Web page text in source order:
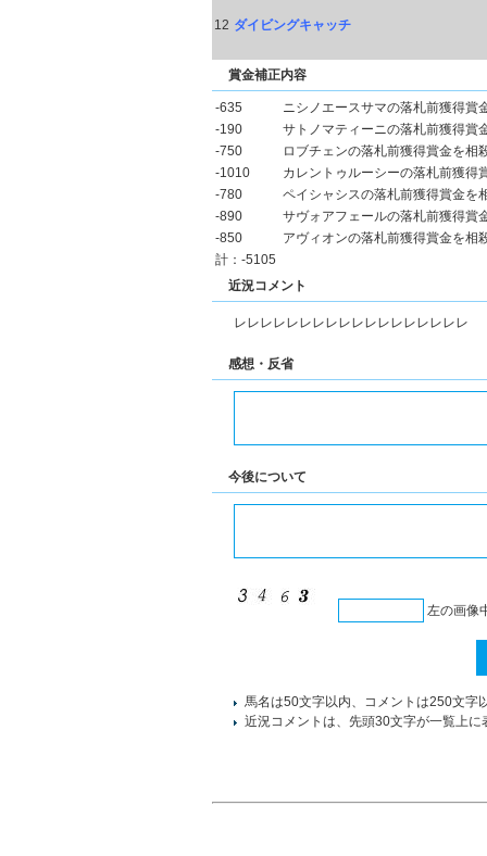
12 ダイビングキャッチ
賞金補正内容
-635
ニシノエースサマの落札前獲得賞
-190
サトノマティーニの落札前獲得賞
-750
ロブチェンの落札前獲得賞金を相
-1010
カレントゥルーシーの落札前獲得
-780
ペイシャシスの落札前獲得賞金を
-890
サヴォアフェールの落札前獲得賞
-850
アヴィオンの落札前獲得賞金を相
計：-5105
近況コメント
レレレレレレレレレレレレレレレレレレ
感想・反省
今後について
左の画像
馬名は50文字以内、コメントは250文字
近況コメントは、先頭30文字が一覧上に